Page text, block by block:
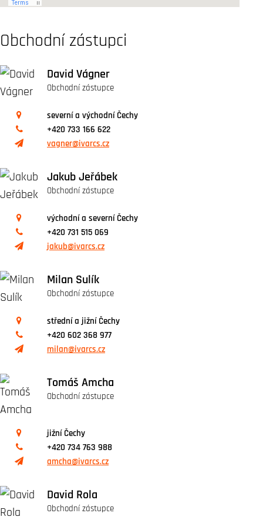
Obchodní zástupci
David Vágner
Obchodní zástupce
severní a východní Čechy
+420 733 166 622
vagner@ivarcs.cz
Jakub Jeřábek
Obchodní zástupce
východní a severní Čechy
+420 731 515 069
jakub@ivarcs.cz
Milan Sulík
Obchodní zástupce
střední a jižní Čechy
+420 602 368 977
milan@ivarcs.cz
Tomáš Amcha
Obchodní zástupce
jižní Čechy
+420 734 763 988
amcha@ivarcs.cz
David Rola
Obchodní zástupce